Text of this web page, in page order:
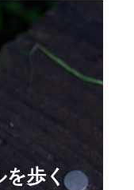
を歩く